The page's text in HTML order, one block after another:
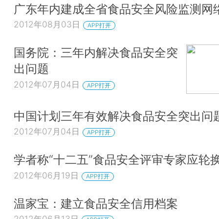
广东年内建成全省食品安全风险监测网
2012年08月03日 APP打开
国务院：三年内解决食品安全突
出问题
2012年07月04日 APP打开
中国计划三年有效解决食品安全突出问
2012年07月04日 APP打开
学者称“十二五”食品安全评审专家应轮
2012年06月19日 APP打开
温家宝：建立食品安全信用档案